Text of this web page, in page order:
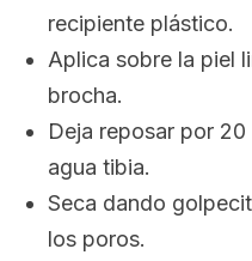
recipiente plástico.
Aplica sobre la piel
brocha.
Deja reposar por
agua tibia.
Seca dando
los poros.